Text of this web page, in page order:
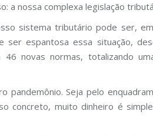
a nossa complexa legislação
sistema tributário pode ser,
espantosa essa situação,
novas normas, totalizando
Seja pelo
concreto, muito dinheiro é